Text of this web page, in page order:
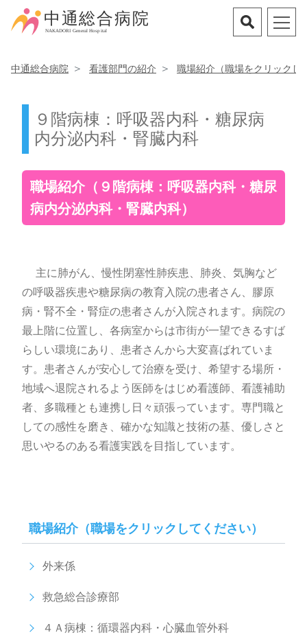
中通総合病院 看護部門の紹介 職場紹介（職場をクリックし
９階病棟：呼吸器内科・糖尿病
内分泌内科・腎臓内科
職場紹介（９階病棟：呼吸器内科・糖尿
病内分泌内科・腎臓内科）
主に肺がん、慢性閉塞性肺疾患、肺炎、気胸など
の呼吸器疾患や糖尿病の教育入院の患者さん、膠原
病・腎不全・腎症の患者さんが入院されます。病院の
最上階に位置し、各病室からは市街が一望できるすば
らしい環境にあり、患者さんから大変喜ばれていま
す。患者さんが安心して治療を受け、希望する場所・
地域へ退院されるよう医師をはじめ看護師、看護補助
者、多職種とも連携し日々頑張っています。専門職と
しての感性を磨き、確かな知識と技術の基、優しさと
思いやるのある看護実践を目指しています。
職場紹介（職場をクリックしてください）
外来係
救急総合診療部
４Ａ病棟：循環器内科・心臓血管外科